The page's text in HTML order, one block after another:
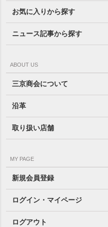
お気に入りから探す
ニュース記事から探す
ABOUT US
三京商会について
沿革
取り扱い店舗
MY PAGE
新規会員登録
ログイン・マイページ
ログアウト